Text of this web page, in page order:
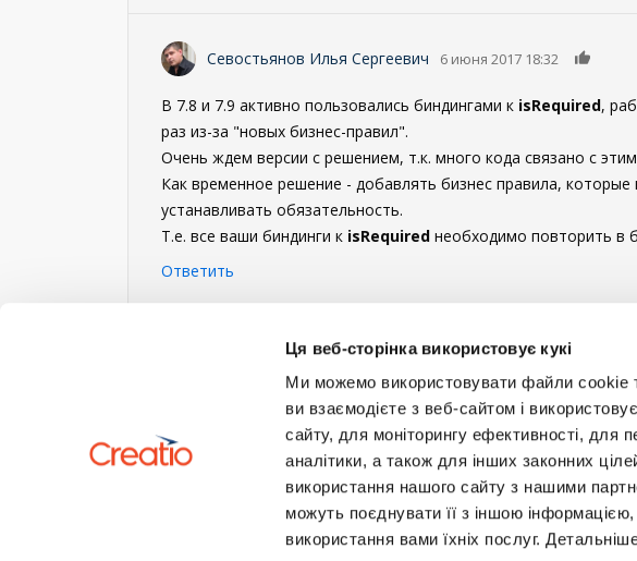
Ця веб-сторінка використовує кукі
Ми можемо використовувати файли cookie
ви взаємодієте з веб-сайтом і
сайту, для моніторингу ефективності, для
аналітики, а також для інших законних
використання нашого сайту з нашими
можуть поєднувати її з іншою
використання вами їхніх послуг.
Севостьянов Илья Сергеевич 6 июня 2017 18:32
В 7.8 и 7.9 активно пользовались биндингами к isRequired,
раз из-за "новых бизнес-правил".
Очень ждем версии с решением, т.к. много кода связано с
Как временное решение - добавлять бизнес правила,
устанавливать обязательность.
Т.е. все ваши биндинги к isRequired необходимо повторить в
Ответить